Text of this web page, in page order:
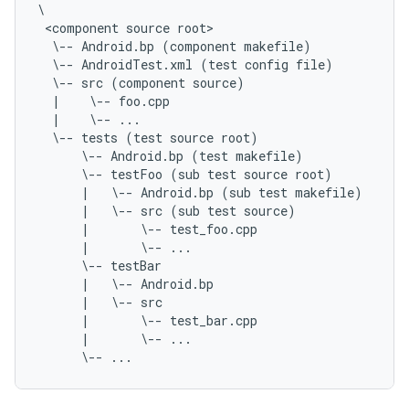
\
<component source root>
  \-- Android.bp (component makefile)
  \-- AndroidTest.xml (test config file)
  \-- src (component source)
  |    \-- foo.cpp
  |    \-- ...
  \-- tests (test source root)
      \-- Android.bp (test makefile)
      \-- testFoo (sub test source root)
      |   \-- Android.bp (sub test makefile)
      |   \-- src (sub test source)
      |       \-- test_foo.cpp
      |       \-- ...
      \-- testBar
      |   \-- Android.bp
      |   \-- src
      |       \-- test_bar.cpp
      |       \-- ...
      \-- ...